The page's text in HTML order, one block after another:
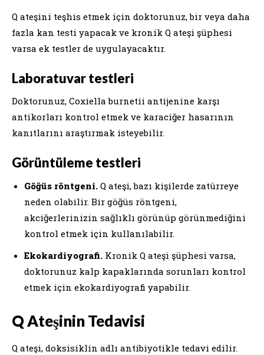
Q ateşini teşhis etmek için doktorunuz, bir veya daha
fazla kan testi yapacak ve kronik Q ateşi şüphesi
varsa ek testler de uygulayacaktır.
Laboratuvar testleri
Doktorunuz, Coxiella burnetii antijenine karşı
antikorları kontrol etmek ve karaciğer hasarının
kanıtlarını araştırmak isteyebilir.
Görüntüleme testleri
Göğüs röntgeni. Q ateşi, bazı kişilerde zatürreye
neden olabilir. Bir göğüs röntgeni,
akciğerlerinizin sağlıklı görünüp görünmediğini
kontrol etmek için kullanılabilir.
Ekokardiyografi. Kronik Q ateşi şüphesi varsa,
doktorunuz kalp kapaklarında sorunları kontrol
etmek için ekokardiyografi yapabilir.
Q Ateşinin Tedavisi
Q ateşi, doksisiklin adlı antibiyotikle tedavi edilir.